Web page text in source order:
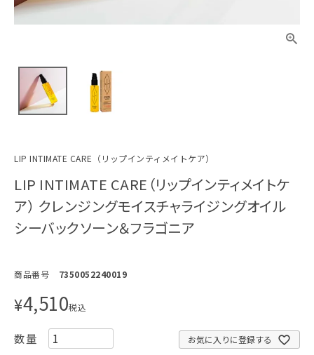
LIP INTIMATE CARE（リップインティメイトケア）
LIP INTIMATE CARE（リップインティメイトケ
ア） クレンジングモイスチャライジングオイル
シーバックソーン＆フラゴニア
商品番号 7350052240019
¥4,510税込
お気に入りに登録する